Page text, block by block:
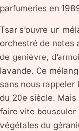
parfumeries en
Tsar s’ouvre un
orchestré de notes
de genièvre,
lavande. Ce
sans nous rappeler
du 20e siècle.
faire vite bousculer
végétales du